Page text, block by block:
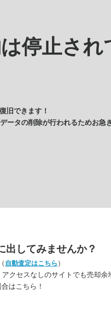
停止され
旧できます！
ータの削除が行われるためお急
出してみませんか？
自動査定はこちら ）
クセスなしのサイトでも売却余
はこちら！